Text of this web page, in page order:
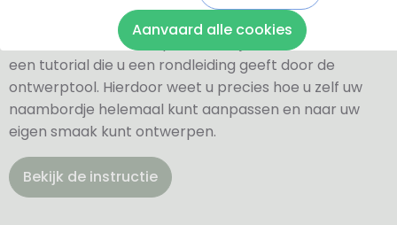
Via onderstaande knop komt u bij een instructie en
een tutorial die u een rondleiding geeft door de
ontwerptool. Hierdoor weet u precies hoe u zelf uw
naambordje helemaal kunt aanpassen en naar uw
eigen smaak kunt ontwerpen.
Bekijk de instructie
Aanvaard alle cookies